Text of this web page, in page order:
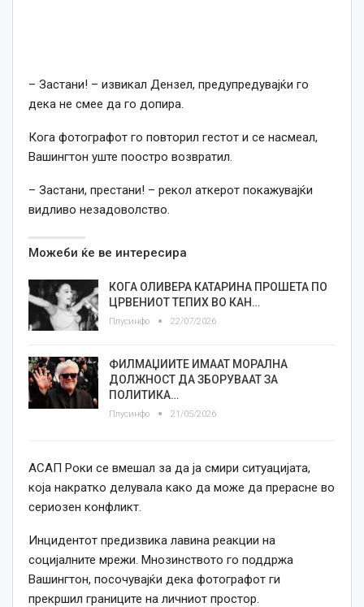
– Застани! – извикал Дензел, предупредувајќи го
дека не смее да го допира.
Кога фотографот го повторил гестот и се насмеал,
Вашингтон уште поостро возвратил.
– Застани, престани! – рекол аткерот покажувајќи
видливо незадоволство.
Можеби ќе ве интересира
КОГА ОЛИВЕРА КАТАРИНА ПРОШЕТА ПО
ЦРВЕНИОТ ТЕПИХ ВО КАН…
Плусинфо 22/07/2026
ФИЛМАЏИИТЕ ИМААТ МОРАЛНА
ДОЛЖНОСТ ДА ЗБОРУВААТ ЗА
ПОЛИТИКА…
Плусинфо 21/05/2026
АСАП Роки се вмешал за да ја смири ситуацијата,
која накратко делувала како да може да прерасне во
сериозен конфликт.
Инцидентот предизвика лавина реакции на
социјалните мрежи. Мнозинството го поддржа
Вашингтон, посочувајќи дека фотографот ги
прекршил границите на личниот простор.